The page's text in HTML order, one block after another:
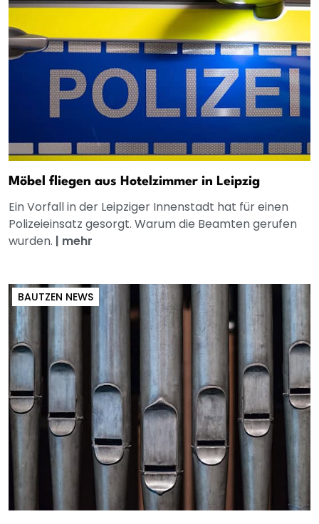
Möbel fliegen aus Hotelzimmer in Leipzig
Ein Vorfall in der Leipziger Innenstadt hat für einen
Polizeieinsatz gesorgt. Warum die Beamten gerufen
wurden. | mehr
BAUTZEN NEWS